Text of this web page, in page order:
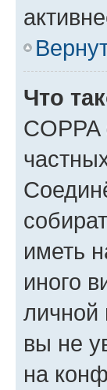
Что
иметь
иного
вы не
на